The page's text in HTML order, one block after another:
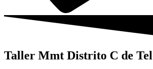
Taller Mmt Distrito C de